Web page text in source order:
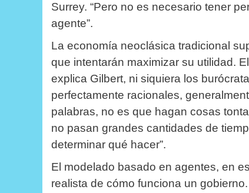
Surrey. “Pero no es necesario tener
agente”.
La economía neoclásica tradicional
que intentarán maximizar su utilidad.
explica Gilbert, ni siquiera los
perfectamente racionales,
palabras, no es que hagan cosas
no pasan grandes cantidades de
determinar qué hacer”.
El modelado basado en agentes, en
realista de cómo funciona un gobierno.